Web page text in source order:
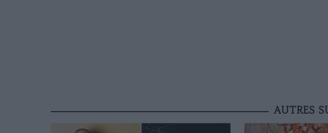
AUTRES